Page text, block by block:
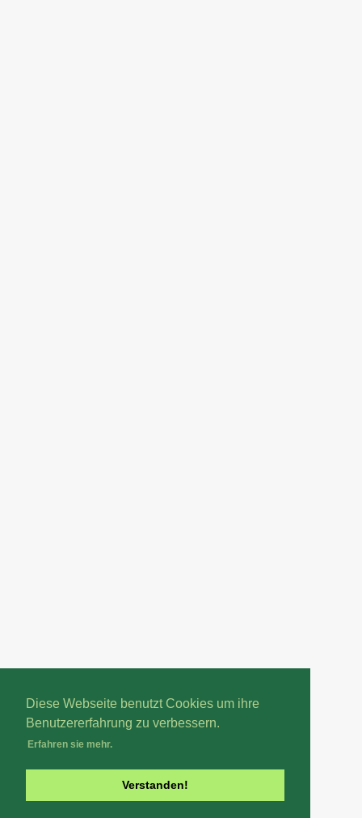
Diese Webseite benutzt Cookies um ihre
Benutzererfahrung zu verbessern.
Erfahren sie mehr.
Verstanden!